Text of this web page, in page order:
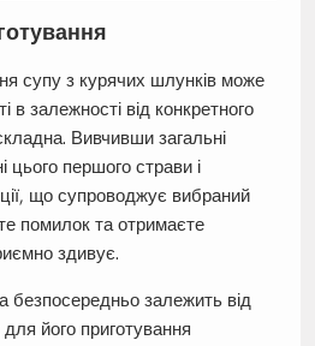
супу з курячих шлунків може
в залежності від конкретного
Вивчивши загальні
цього першого страви і
що супроводжує вибраний
помилок та отримаєте
здивує.
безпосередньо залежить від
його приготування